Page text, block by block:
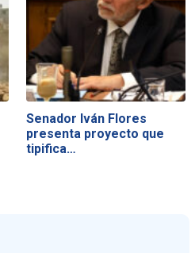
Senador Iván Flores
presenta proyecto que
tipifica…